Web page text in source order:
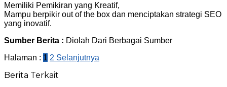
Memiliki Pemikiran yang Kreatif,
Mampu berpikir out of the box dan menciptakan strategi SEO
yang inovatif.
Sumber Berita : Diolah Dari Berbagai Sumber
Halaman : 1 2 Selanjutnya
Berita Terkait